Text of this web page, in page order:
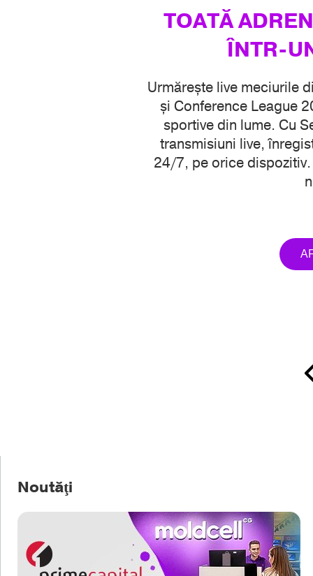
TOATĂ
ÎNTR-
Urmărește live meciurile
și Conference League
sportive din lume. Cu
transmisiuni live,
24/7, pe orice
Noutăţi